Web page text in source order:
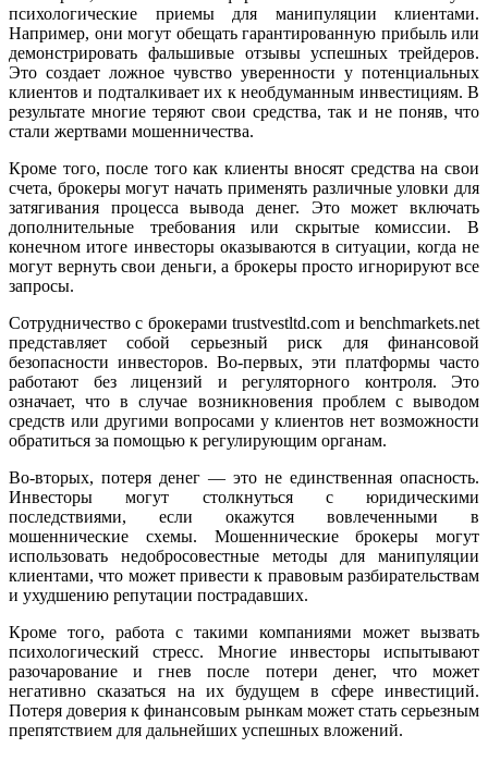
психологические приемы для манипуляции клиентами.
Например, они могут обещать гарантированную прибыль или
демонстрировать фальшивые отзывы успешных трейдеров.
Это создает ложное чувство уверенности у потенциальных
клиентов и подталкивает их к необдуманным инвестициям. В
результате многие теряют свои средства, так и не поняв, что
стали жертвами мошенничества.
Кроме того, после того как клиенты вносят средства на свои
счета, брокеры могут начать применять различные уловки для
затягивания процесса вывода денег. Это может включать
дополнительные требования или скрытые комиссии. В
конечном итоге инвесторы оказываются в ситуации, когда не
могут вернуть свои деньги, а брокеры просто игнорируют все
запросы.
Сотрудничество с брокерами trustvestltd.com и benchmarkets.net
представляет собой серьезный риск для финансовой
безопасности инвесторов. Во-первых, эти платформы часто
работают без лицензий и регуляторного контроля. Это
означает, что в случае возникновения проблем с выводом
средств или другими вопросами у клиентов нет возможности
обратиться за помощью к регулирующим органам.
Во-вторых, потеря денег — это не единственная опасность.
Инвесторы могут столкнуться с юридическими
последствиями, если окажутся вовлеченными в
мошеннические схемы. Мошеннические брокеры могут
использовать недобросовестные методы для манипуляции
клиентами, что может привести к правовым разбирательствам
и ухудшению репутации пострадавших.
Кроме того, работа с такими компаниями может вызвать
психологический стресс. Многие инвесторы испытывают
разочарование и гнев после потери денег, что может
негативно сказаться на их будущем в сфере инвестиций.
Потеря доверия к финансовым рынкам может стать серьезным
препятствием для дальнейших успешных вложений.